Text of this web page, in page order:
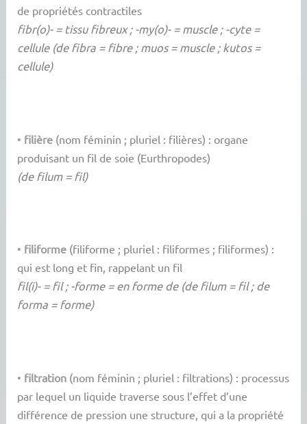
de propriétés contractiles
fibr(o)- = tissu fibreux ; -my(o)- = muscle ; -cyte =
cellule (de fibra = fibre ; muos = muscle ; kutos =
cellule)
• filière (nom féminin ; pluriel : filières) : organe
produisant un fil de soie (Eurthropodes)
(de filum = fil)
• filiforme (filiforme ; pluriel : filiformes ; filiformes) :
qui est long et fin, rappelant un fil
fil(i)- = fil ; -forme = en forme de (de filum = fil ; de
forma = forme)
• filtration (nom féminin ; pluriel : filtrations) : processus
par lequel un liquide traverse sous l’effet d’une
différence de pression une structure, qui a la propriété